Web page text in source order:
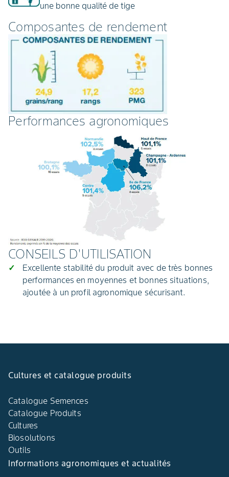
une bonne qualité de tige
Composantes de rendement
Performances agronomiques
CONSEILS D'UTILISATION
Excellente stabilité du produit avec de très bonnes
performances en moyennes et bonnes situations,
ajoutée à un profil agronomique sécurisant.
Cultures et catalogue produits
Catalogue Semences
Catalogue Produits
Cultures
Biosolutions
Outils
Informations agronomiques et actualités